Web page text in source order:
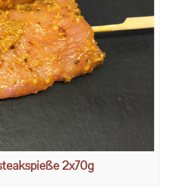
Putensteakspieße 2x70g